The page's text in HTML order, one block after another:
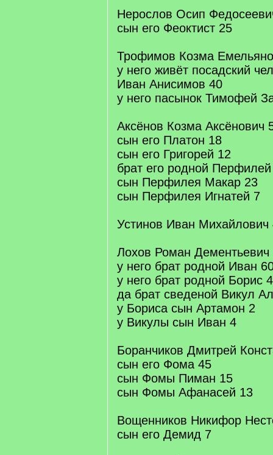
Нерослов Осип
сын его Феоктист 25
Трофимов Козма
у него живёт посадский
Иван Анисимов 40
у него пасынок Тимофей
Аксёнов Козма Аксёнович
сын его Платон 18
сын его Григорей 12
брат его родной
сын Перфилея Макар 23
сын Перфилея Игнатей 7
Устинов Иван Михайлович
Лохов Роман Дементьевич
у него брат родной Иван
у него брат родной Борис
да брат сведеной Викул
у Бориса сын Артамон 2
у Викулы сын Иван 4
Боранчиков Дмитрей
сын его Фома 45
сын Фомы Пиман 15
сын Фомы Афанасей 13
Вощенников Никифор
сын его Демид 7